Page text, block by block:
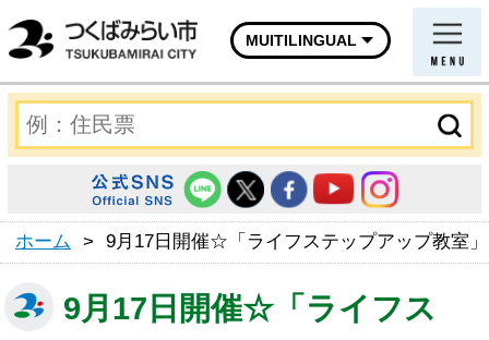
MUITILINGUAL
ホーム > 9月17日開催☆「ライフステップアップ教室
9月17日開催☆「ライフス